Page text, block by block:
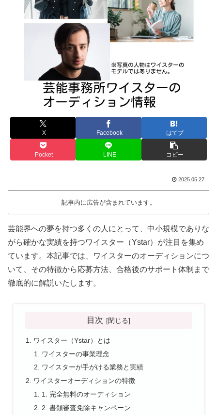
X Facebook はてブ
Pocket LINE コピー
2025.05.27
記事内に広告が含まれています。
芸能界への夢を持つ多くの人にとって、中小規模でありな
がら確かな実績を持つワイスター（Ystar）が注目を集め
ています。本記事では、ワイスターのオーディションにつ
いて、その特徴から応募方法、合格後のサポート体制まで
徹底的に解説いたします。
目次
ワイスター（Ystar）とは
ワイスターの事業理念
ワイスターが手がける業務と実績
ワイスターオーディションの特徴
1. 完全無料のオーディション
2. 書類審査免除キャンペーン